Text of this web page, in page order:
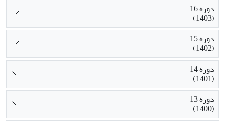
دوره 16
(1403)
دوره 15
(1402)
دوره 14
(1401)
دوره 13
(1400)